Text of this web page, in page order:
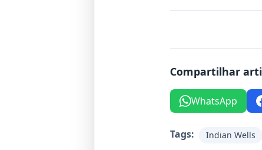
Compartilhar
WhatsApp
Tags: Indian Wells